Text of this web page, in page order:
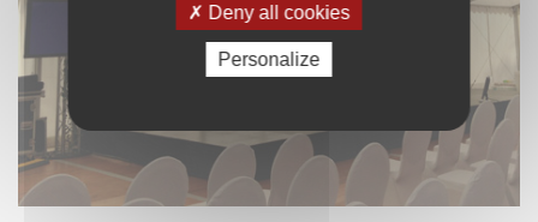
Deny all cookies
Personalize